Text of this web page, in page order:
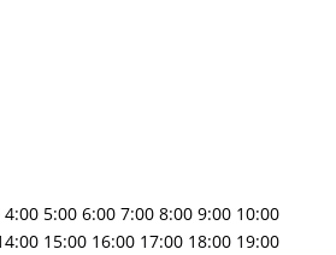
4:00 5:00 6:00 7:00 8:00 9:00 10:00
15:00 16:00 17:00 18:00 19:00